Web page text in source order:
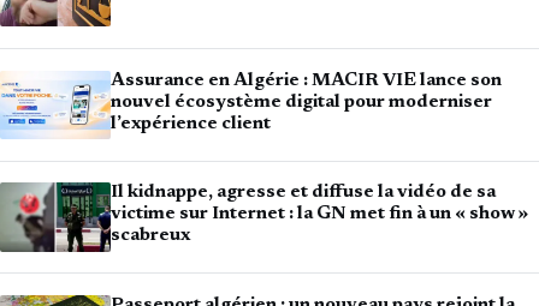
Assurance en Algérie : MACIR VIE lance son
nouvel écosystème digital pour moderniser
l’expérience client
Il kidnappe, agresse et diffuse la vidéo de sa
victime sur Internet : la GN met fin à un « show »
scabreux